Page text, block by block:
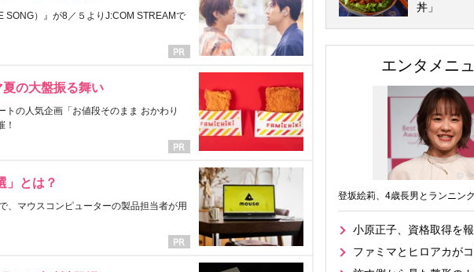
SONG）』が8／５よりJ:COM STREAMで
の大盤振る舞い
の人気企画「お値段そのまま おかわり
！
」とは？
、マウスコンピューターの製品担当者が用
丼」
エンタメニ
登坂絵莉、4歳長男とランニン
小原正子、資格取得を
ファミマとヒロアカが